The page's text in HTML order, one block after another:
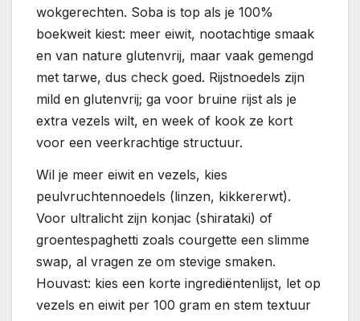
wokgerechten. Soba is top als je 100%
boekweit kiest: meer eiwit, nootachtige smaak
en van nature glutenvrij, maar vaak gemengd
met tarwe, dus check goed. Rijstnoedels zijn
mild en glutenvrij; ga voor bruine rijst als je
extra vezels wilt, en week of kook ze kort
voor een veerkrachtige structuur.
Wil je meer eiwit en vezels, kies
peulvruchtennoedels (linzen, kikkererwt).
Voor ultralicht zijn konjac (shirataki) of
groentespaghetti zoals courgette een slimme
swap, al vragen ze om stevige smaken.
Houvast: kies een korte ingrediëntenlijst, let op
vezels en eiwit per 100 gram en stem textuur